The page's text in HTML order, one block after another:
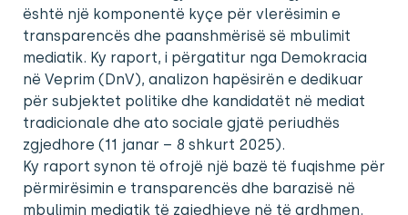
është një komponentë kyçe për vlerësimin e
transparencës dhe paanshmërisë së mbulimit
mediatik. Ky raport, i përgatitur nga Demokracia
në Veprim (DnV), analizon hapësirën e dedikuar
për subjektet politike dhe kandidatët në mediat
tradicionale dhe ato sociale gjatë periudhës
zgjedhore (11 janar – 8 shkurt 2025).
Ky raport synon të ofrojë një bazë të fuqishme për
përmirësimin e transparencës dhe barazisë në
mbulimin mediatik të zgjedhjeve në të ardhmen.